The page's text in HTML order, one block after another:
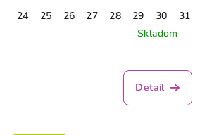
24 25 26 27 28 29 30 31
Skladom
Detail